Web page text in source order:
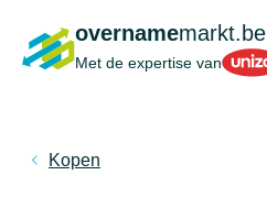
overnamemarkt.be
Met de expertise vanUnizo
Kopen